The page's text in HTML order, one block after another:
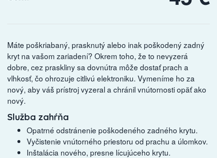
Máte poškriabaný, prasknutý alebo inak poškodený zadný
kryt na vašom zariadení? Okrem toho, že to nevyzerá
dobre, cez praskliny sa dovnútra môže dostať prach a
vlhkosť, čo ohrozuje citlivú elektroniku. Vymeníme ho za
nový, aby váš prístroj vyzeral a chránil vnútornosti opäť ako
nový.
Služba zahŕňa
Opatrné odstránenie poškodeného zadného krytu.
Vyčistenie vnútorného priestoru od prachu a úlomkov.
Inštalácia nového, presne lícujúceho krytu.